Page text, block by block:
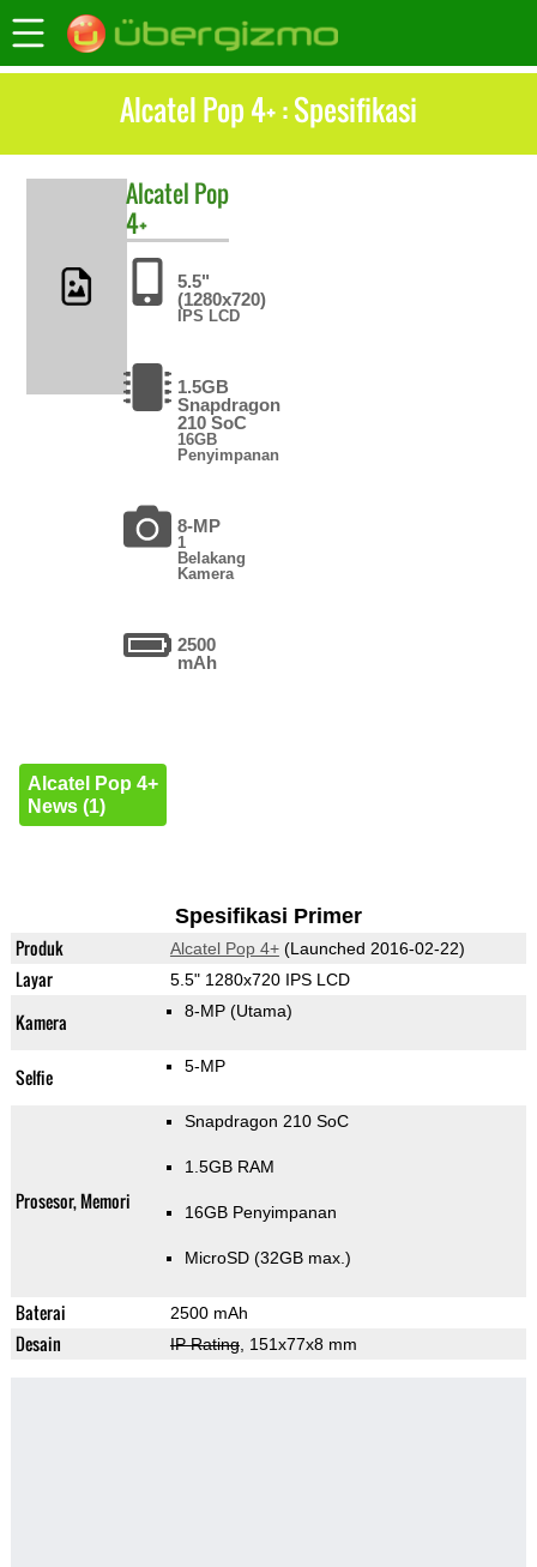
Alcatel Pop 4+ : Spesifikasi
Alcatel Pop
4+
5.5"
(1280x720)
IPS LCD
1.5GB
Snapdragon
210 SoC
16GB
Penyimpanan
8-MP
1
Belakang
Kamera
2500
mAh
Alcatel Pop 4+
News (1)
Spesifikasi Primer
Produk Alcatel Pop 4+(Launched 2016-02-22)
Layar 5.5" 1280x720 IPS LCD
Kamera 8-MP (Utama)
Selfie 5-MP
Prosesor, Memori
Snapdragon 210 SoC
1.5GB RAM
16GB Penyimpanan
MicroSD (32GB max.)
Baterai 2500 mAh
Desain IP Rating, 151x77x8 mm